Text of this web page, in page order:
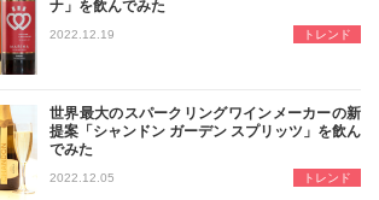
ナ」を飲んでみた
2000年の歴史を持つという、知られ
2022.12.19 トレンド
世界最大のスパークリングワインメーカーの新
提案「シャンドン ガーデン スプリッツ」を飲ん
でみた
世界最大のスパークリングワインメ
2022.12.05 トレンド